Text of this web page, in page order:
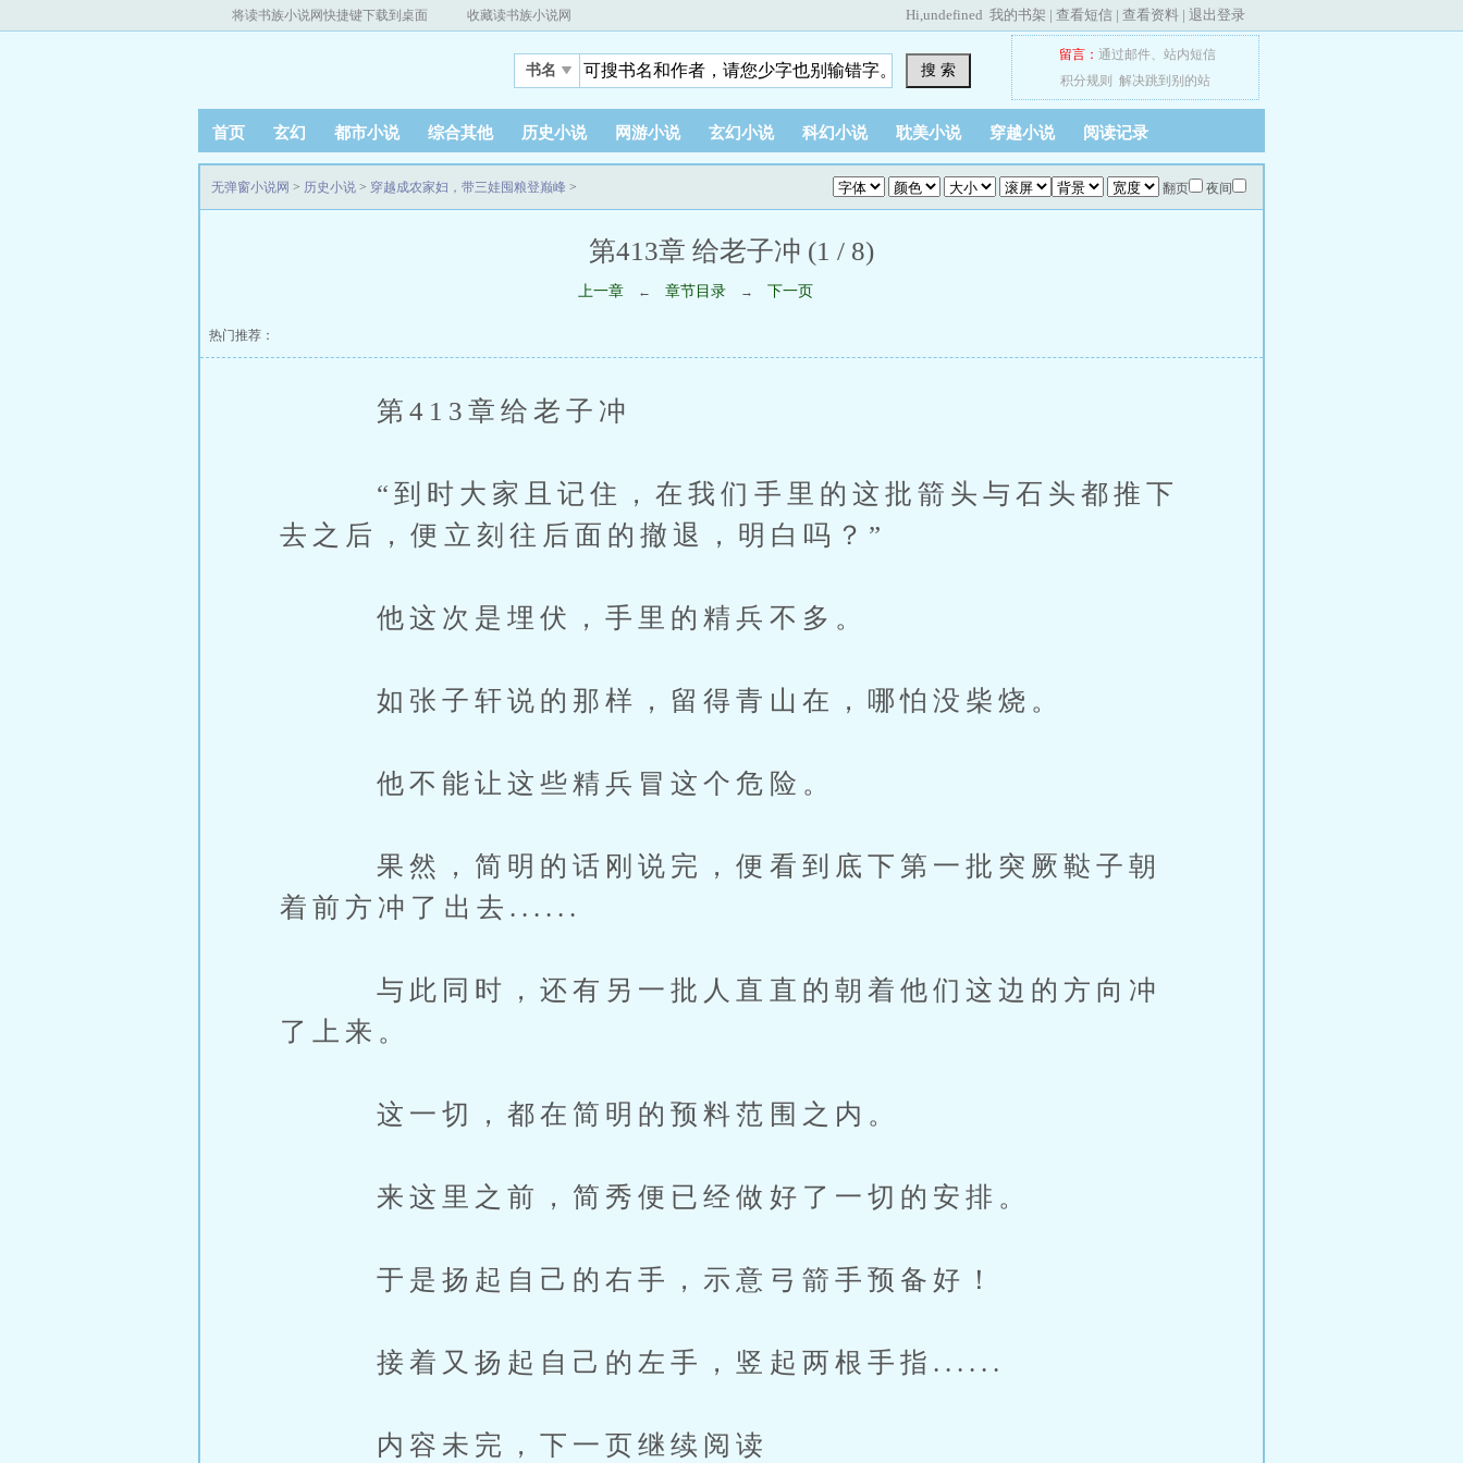
将读书族小说网快捷键下载到桌面 收藏读书族小说网 Hi,undefined 我的书架 | 查看短信 | 查看资料 | 退出登录
书名 搜 索
留言： 通过邮件、 站内短信
积分规则
解决跳到别的站
首页 玄幻 都市小说 综合其他 历史小说 网游小说 玄幻小说 科幻小说 耽美小说 穿越小说 阅读记录
翻页 夜间
无弹窗小说网 > 历史小说 > 穿越成农家妇，带三娃囤粮登巅峰 >
第413章 给老子冲 (1 / 8)
上一章 ← 章节目录 → 下一页
热门推荐：
第413章给老子冲
“到时大家且记住，在我们手里的这批箭头与石头都推下
去之后，便立刻往后面的撤退，明白吗？”
他这次是埋伏，手里的精兵不多。
如张子轩说的那样，留得青山在，哪怕没柴烧。
他不能让这些精兵冒这个危险。
果然，简明的话刚说完，便看到底下第一批突厥鞑子朝
着前方冲了出去......
与此同时，还有另一批人直直的朝着他们这边的方向冲
了上来。
这一切，都在简明的预料范围之内。
来这里之前，简秀便已经做好了一切的安排。
于是扬起自己的右手，示意弓箭手预备好！
接着又扬起自己的左手，竖起两根手指......
内容未完，下一页继续阅读